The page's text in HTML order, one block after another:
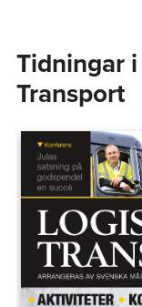
Tidningar
Transport